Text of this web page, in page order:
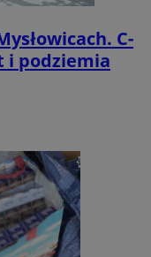
C-
i podziemia